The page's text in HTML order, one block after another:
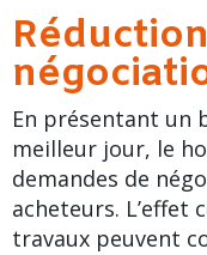
En présentant un
meilleur jour, le
demandes de
acheteurs. L’effet
travaux peuvent